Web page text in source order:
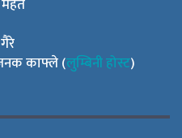
काफ्ले (लुम्बिनी होस्ट)